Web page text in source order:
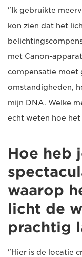
"Ik gebruikte
kon zien dat het
met Canon-
compensatie moet
omstandigheden,
mijn DNA. Welke
echt weten hoe
Hoe heb
waarop
licht de
prachtig
"Hier is de locatie